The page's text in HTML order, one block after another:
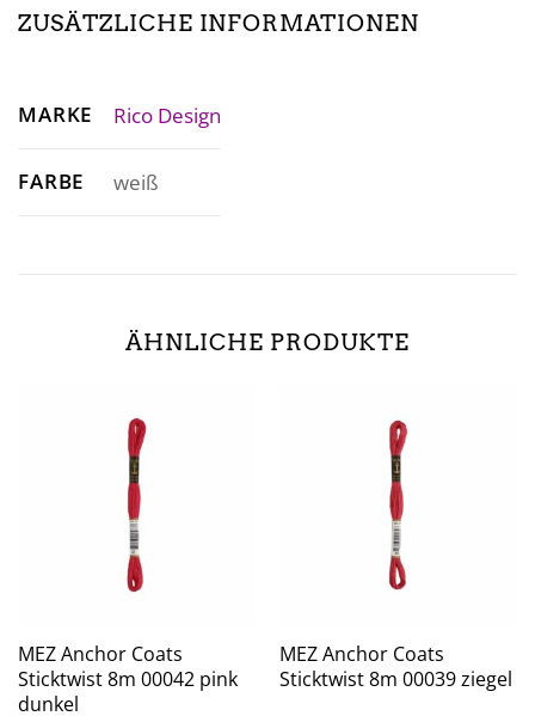
ZUSÄTZLICHE INFORMATIONEN
MARKE Rico Design
FARBE weiß
ÄHNLICHE PRODUKTE
MEZ Anchor Coats
Sticktwist 8m 00042 pink
dunkel
MEZ Anchor Coats
Sticktwist 8m 00039 ziegel